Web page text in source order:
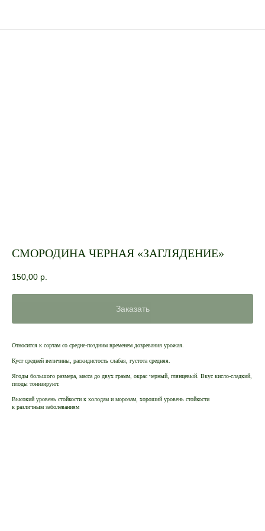
СМОРОДИНА ЧЕРНАЯ «ЗАГЛЯДЕНИЕ»
150,00 р.
Заказать
Относится к сортам со средне-поздним временем дозревания урожая.
Куст средней величины, раскидистость слабая, густота средняя.
Ягоды большого размера, масса до двух грамм, окрас черный, глянцевый. Вкус кисло-сладкий,
плоды тонизируют.
Высокий уровень стойкости к холодам и морозам, хороший уровень стойкости
к различным заболеваниям